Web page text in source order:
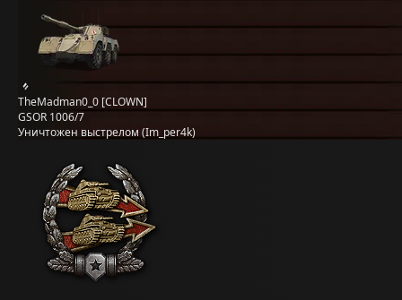
TheMadman0_0 [CLOWN]
GSOR 1006/7
Уничтожен выстрелом (Im_per4k)